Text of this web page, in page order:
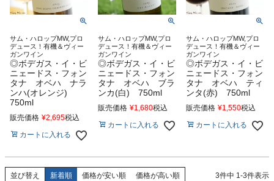
サム・ハロップMW,プロ
デュース！有機＆ヴィー
ガンワイン
◎ボデガス・イ・ビ
ニェードス・フォン
タナ オベハ ナラ
ンハ(オレンジ)
750ml
販売価格 ¥2,695税込
カートに入れる
サム・ハロップMW,プロ
デュース！有機＆ヴィー
ガンワイン
◎ボデガス・イ・ビ
ニェードス・フォン
タナ オベハ ブラ
ンカ(白) 750ml
販売価格 ¥1,680税込
カートに入れる
サム・ハロップMW,プロ
デュース！有機＆ヴィー
ガンワイン
◎ボデガス・イ・ビ
ニェードス・フォン
タナ オベハ ティ
ンタ(赤) 750ml
販売価格 ¥1,550税込
カートに入れる
並び替え 新着順 価格が安い順 価格が高い順 3件中 1 -3件表示